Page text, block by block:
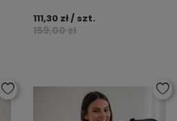
159,00 zł
111,30 zł / szt.